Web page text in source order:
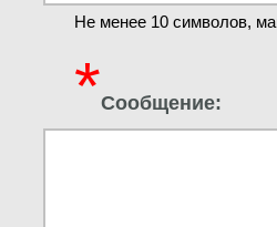
Не менее 10 символов,
*Сообщение: